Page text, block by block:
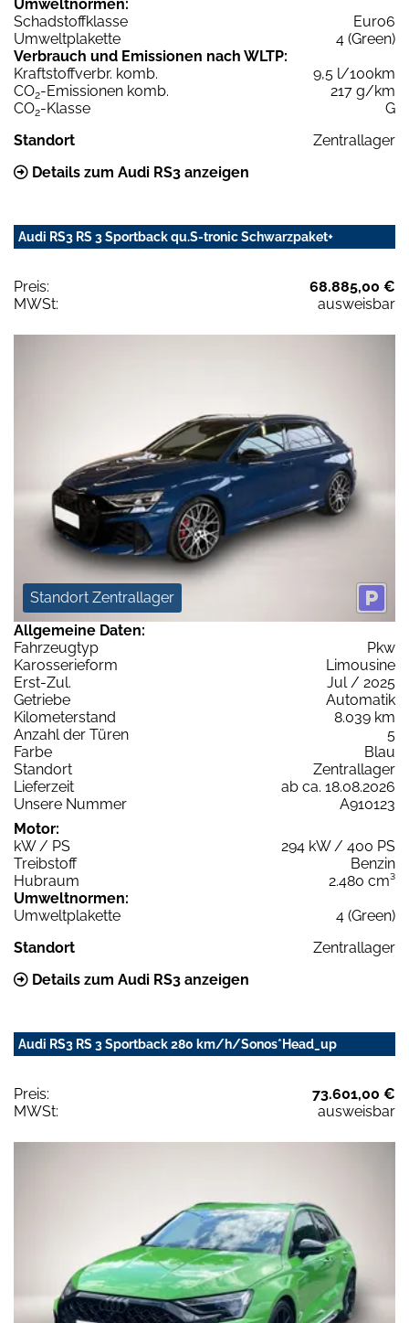
Umweltnormen:
Schadstoffklasse
Euro6
Umweltplakette
4 (Green)
Verbrauch und Emissionen nach WLTP:
Kraftstoffverbr. komb.
9,5 l/100km
CO2-Emissionen komb.
217 g/km
CO2-Klasse
G
Standort
Zentrallager
Details zum Audi RS3 anzeigen
Audi RS3 RS 3 Sportback qu.S-tronic Schwarzpaket+
Preis:
68.885,00 €
MWSt:
ausweisbar
Standort Zentrallager
Allgemeine Daten:
Fahrzeugtyp
Pkw
Karosserieform
Limousine
Erst-Zul.
Jul / 2025
Getriebe
Automatik
Kilometerstand
8.039 km
Anzahl der Türen
5
Farbe
Blau
Standort
Zentrallager
Lieferzeit
ab ca. 18.08.2026
Unsere Nummer
A910123
Motor:
kW / PS
294 kW / 400 PS
Treibstoff
Benzin
Hubraum
2.480 cm³
Umweltnormen:
Umweltplakette
4 (Green)
Standort
Zentrallager
Details zum Audi RS3 anzeigen
Audi RS3 RS 3 Sportback 280 km/h/Sonos*Head_up
Preis:
73.601,00 €
MWSt:
ausweisbar